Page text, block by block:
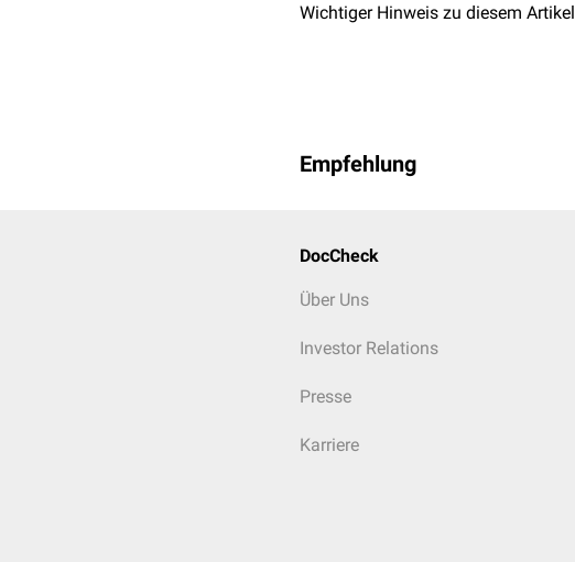
Wichtiger Hinweis zu diesem Artikel
Empfehlung
DocCheck
Über Uns
Investor Relations
Presse
Karriere